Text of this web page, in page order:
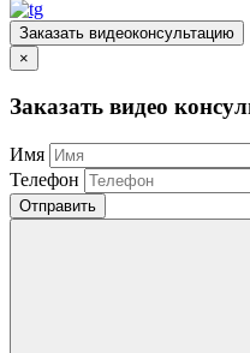
Заказать видеоконсультацию
×
Заказать видео
Имя
Телефон
Отправить